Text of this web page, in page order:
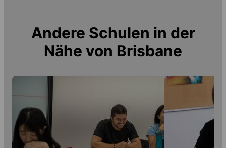
Andere Schulen in der
Nähe von Brisbane